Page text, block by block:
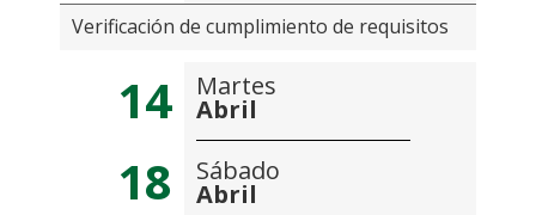
Verificación de cumplimiento de requisitos
14
18
Martes
Abril
Sábado
Abril